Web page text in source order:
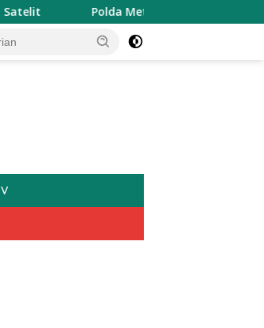
Polda Metro Jaya Luruskan Temuan